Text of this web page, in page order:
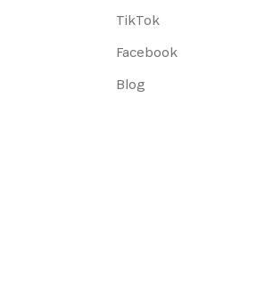
TikTok
Facebook
Blog